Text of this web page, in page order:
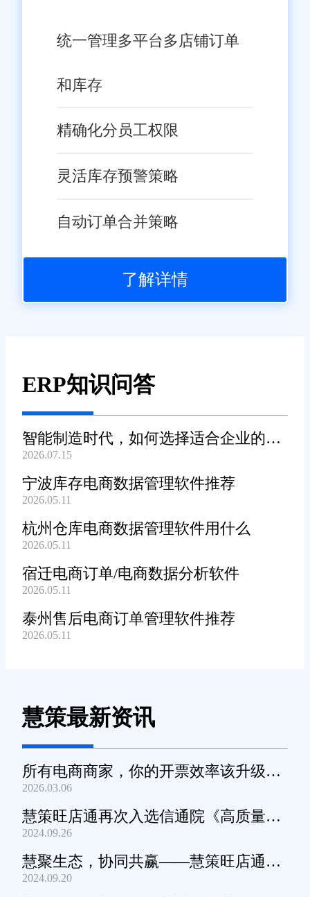
统一管理多平台多店铺订单
和库存
精确化分员工权限
灵活库存预警策略
自动订单合并策略
了解详情
ERP知识问答
智能制造时代，如何选择适合企业的
WMS系统?
2026.07.15
宁波库存电商数据管理软件推荐
2026.05.11
杭州仓库电商数据管理软件用什么
2026.05.11
宿迁电商订单/电商数据分析软件
2026.05.11
泰州售后电商订单管理软件推荐
2026.05.11
慧策最新资讯
所有电商商家，你的开票效率该升级
了！
2026.03.06
慧策旺店通再次入选信通院《高质量数
字化转型产品及服务全景图》
2024.09.26
慧聚生态，协同共赢——慧策旺店通生
态交流会深圳站圆满举办
2024.09.20